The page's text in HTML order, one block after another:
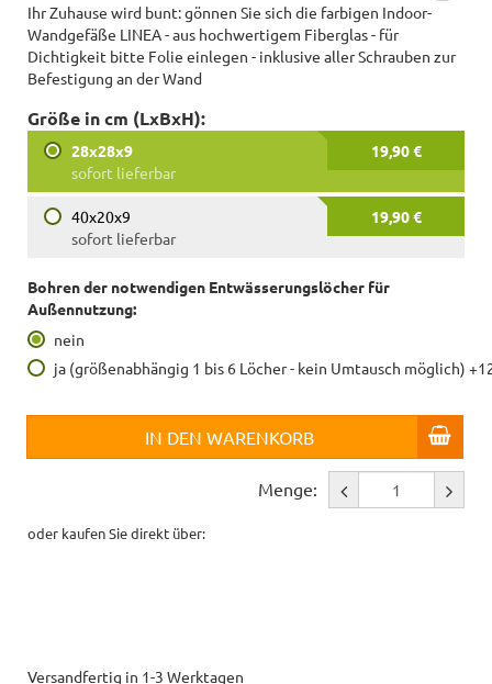
Ihr Zuhause wird bunt: gönnen Sie sich die farbigen Indoor-
Wandgefäße LINEA - aus hochwertigem Fiberglas - für
Dichtigkeit bitte Folie einlegen - inklusive aller Schrauben zur
Befestigung an der Wand
Größe in cm (LxBxH):
28x28x9
19,90 €
sofort lieferbar
40x20x9
19,90 €
sofort lieferbar
Bohren der notwendigen Entwässerungslöcher für
Außennutzung:
nein
ja (größenabhängig 1 bis 6 Löcher - kein Umtausch möglich)
IN DEN WARENKORB
Menge:
oder kaufen Sie direkt über:
Versandfertig in 1-3 Werktagen